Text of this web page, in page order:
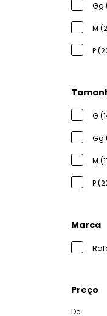
Gg
M
P
G
Gg
M
P
Marca
Preço
De